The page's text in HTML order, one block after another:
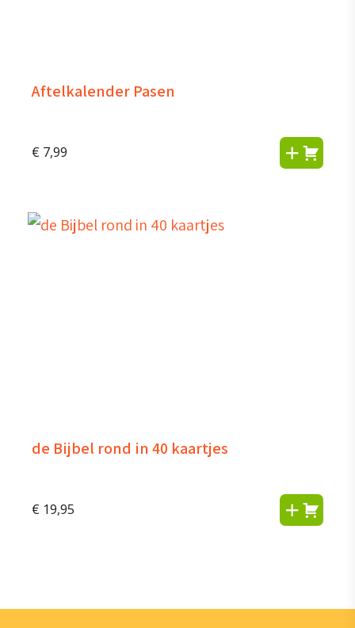
Aftelkalender Pasen
€ 7,99
de Bijbel rond in 40 kaartjes
€ 19,95